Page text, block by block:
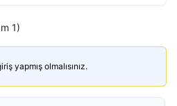
1)
yapmış olmalısınız.